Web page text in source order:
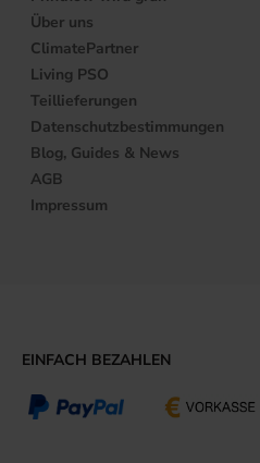
Über uns
ClimatePartner
Living PSO
Teillieferungen
Datenschutzbestimmungen
Blog, Guides & News
AGB
Impressum
EINFACH BEZAHLEN